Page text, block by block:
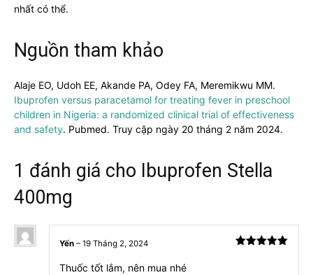
nhất có thể.
Nguồn tham khảo
Alaje EO, Udoh EE, Akande PA, Odey FA, Meremikwu MM.
Ibuprofen versus paracetamol for treating fever in preschool
children in Nigeria: a randomized clinical trial of effectiveness
and safety. Pubmed. Truy cập ngày 20 tháng 2 năm 2024.
1 đánh giá cho Ibuprofen Stella
400mg
Yến – 19 Tháng 2, 2024
Thuốc tốt lắm, nên mua nhé